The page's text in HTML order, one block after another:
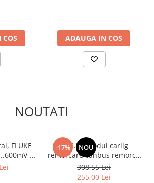
ADAUGA IN COS
NOUTATI
FLUKE
10A
-17% NOU
TM3.24 modul carlig
remorcare canbus remorca
7 sau 13 pini, 12V Universal
308,55 Lei
255,00 Lei